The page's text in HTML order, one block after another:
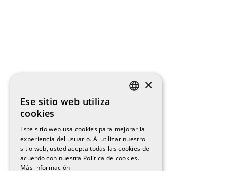
CATALAN
×
Ese sitio web utiliza
cookies
Este sitio web usa cookies para mejorar la
experiencia del usuario. Al utilizar nuestro
sitio web, usted acepta todas las cookies de
acuerdo con nuestra Política de cookies.
Más información